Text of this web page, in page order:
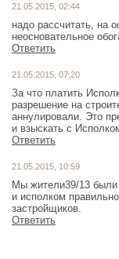
21.05.2015, 02:44
надо рассчитать, на
неосновательное
Ответить
21.05.2015, 07:20
За что платить
разрешение на
аннулировали. Это
и взыскать с
Ответить
21.05.2015, 10:59
Мы жители39/13 были
и исполком
застройщиков.
Ответить